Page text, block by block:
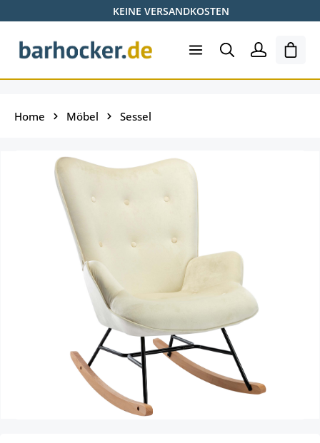
Zum Hauptinhalt springenKEINE VERSANDKOSTEN
Home Möbel Sessel